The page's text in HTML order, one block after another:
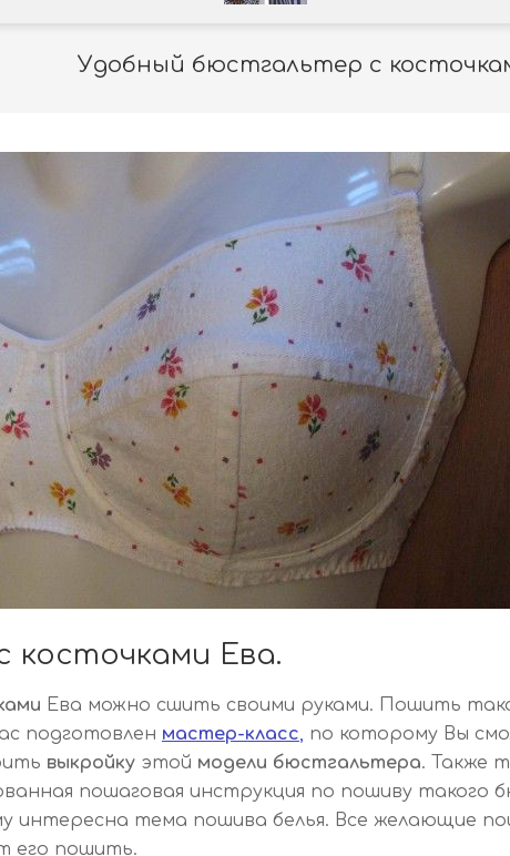
Удобный бюстгальтер с
Ева.
Ева можно сшить своими руками. Пошить
подготовлен мастер-класс, по которому Вы
выкройку этой модели бюстгальтера. Также
пошаговая инструкция по пошиву такого
интересна тема пошива белья. Все желающие
его пошить.